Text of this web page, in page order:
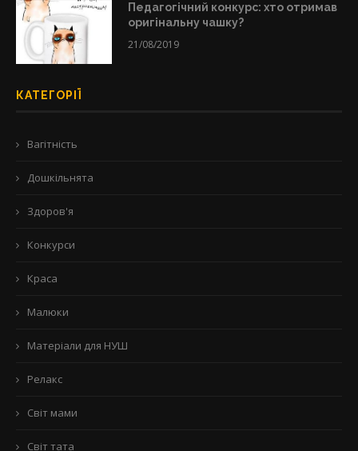
Педагогічний конкурс: хто отримав
оригінальну чашку?
21/08/2019
КАТЕГОРІЇ
Вагітність
Дошкільнята
Здоров'я
Конкурси
Краса
Малюки
Матеріали для НУШ
Релакс
Світ мами
Світ тата